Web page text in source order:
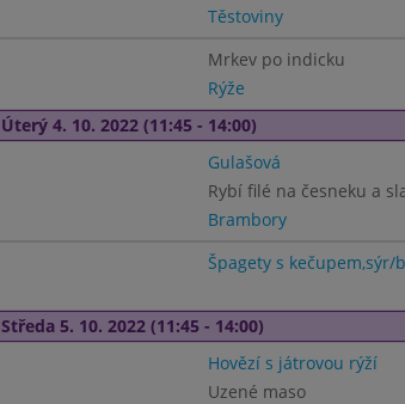
Těstoviny
Mrkev po indicku
Rýže
Úterý 4. 10. 2022 (11:45 - 14:00)
Gulašová
Rybí filé na česneku a
Brambory
Špagety s kečupem,sýr/
Středa 5. 10. 2022 (11:45 - 14:00)
Hovězí s játrovou rýží
Uzené maso